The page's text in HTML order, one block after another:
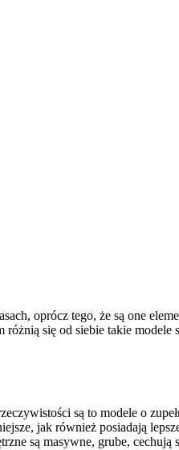
oprócz tego, że są one
różnią się od siebie takie
są to modele o
jak również posiadają
są masywne, grube, cechują